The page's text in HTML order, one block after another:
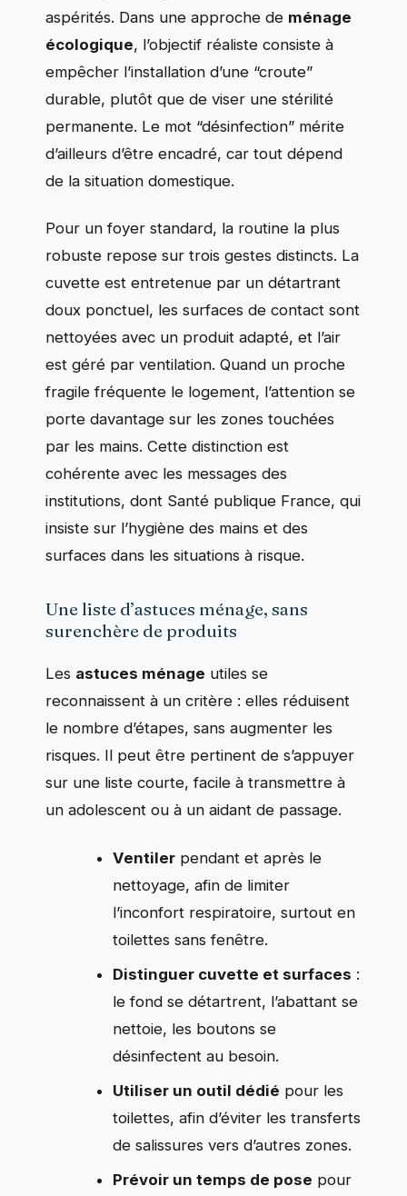
aspérités. Dans une approche de ménage
écologique, l’objectif réaliste consiste à
empêcher l’installation d’une “croute”
durable, plutôt que de viser une stérilité
permanente. Le mot “désinfection” mérite
d’ailleurs d’être encadré, car tout dépend
de la situation domestique.
Pour un foyer standard, la routine la plus
robuste repose sur trois gestes distincts. La
cuvette est entretenue par un détartrant
doux ponctuel, les surfaces de contact sont
nettoyées avec un produit adapté, et l’air
est géré par ventilation. Quand un proche
fragile fréquente le logement, l’attention se
porte davantage sur les zones touchées
par les mains. Cette distinction est
cohérente avec les messages des
institutions, dont Santé publique France, qui
insiste sur l’hygiène des mains et des
surfaces dans les situations à risque.
Une liste d’astuces ménage, sans
surenchère de produits
Les astuces ménage utiles se
reconnaissent à un critère : elles réduisent
le nombre d’étapes, sans augmenter les
risques. Il peut être pertinent de s’appuyer
sur une liste courte, facile à transmettre à
un adolescent ou à un aidant de passage.
Ventiler pendant et après le
nettoyage, afin de limiter
l’inconfort respiratoire, surtout en
toilettes sans fenêtre.
Distinguer cuvette et surfaces :
le fond se détartrent, l’abattant se
nettoie, les boutons se
désinfectent au besoin.
Utiliser un outil dédié pour les
toilettes, afin d’éviter les transferts
de salissures vers d’autres zones.
Prévoir un temps de pose pour